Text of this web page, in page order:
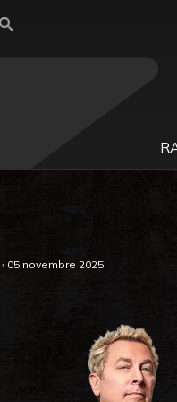
› 05 novembre 2025